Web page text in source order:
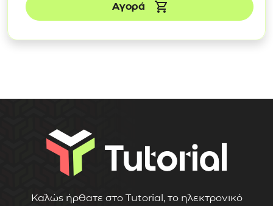
Αγορά
Καλώς ήρθατε στο Tutorial, το ηλεκτρονικό